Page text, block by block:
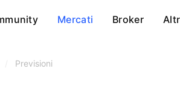
Mercati Broker
Previsioni